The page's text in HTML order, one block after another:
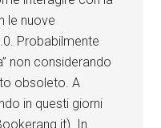
le nuove
Probabilmente
non considerando
obsoleto. A
in questi giorni
In